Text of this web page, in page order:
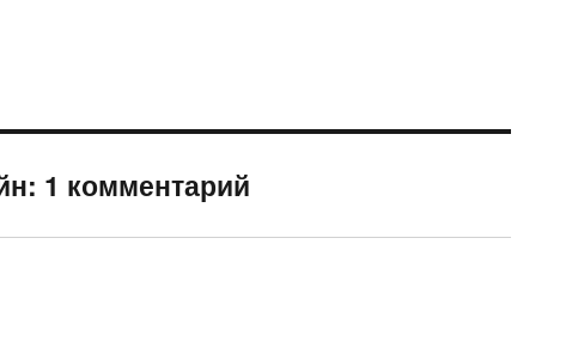
1 комментарий